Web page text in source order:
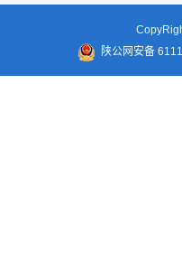
陕公网安备